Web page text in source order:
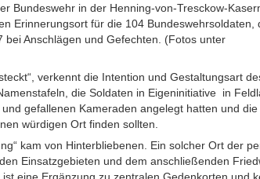
Bundeswehr in der Henning-von-Tresckow-
Erinnerungsort für die 104 Bundeswehrsoldaten,
Anschlägen und Gefechten. (Fotos unter
verkennt die Intention und Gestaltungsart
die Soldaten in Eigeninitiative in
gefallenen Kameraden angelegt hatten und
würdigen Ort finden sollten.
kam von Hinterbliebenen. Ein solcher Ort der
Einsatzgebieten und dem anschließenden